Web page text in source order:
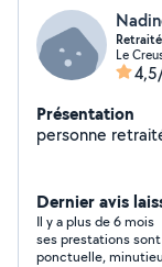
Le
Présentation
personne
Dernier avis
Il y a plus de 6 mois
ses prestations
ponctuelle,